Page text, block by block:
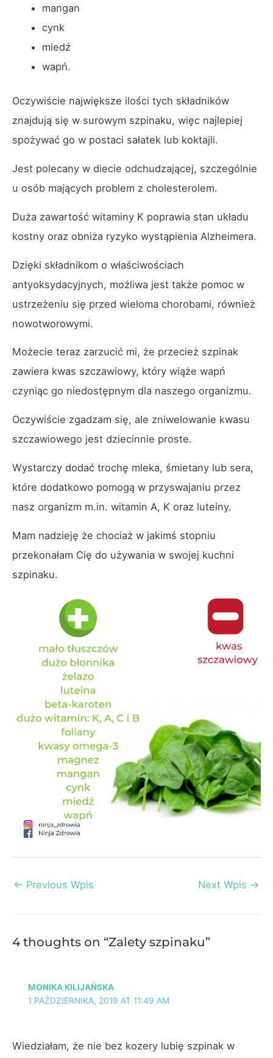
mangan
cynk
miedź
wapń.
Oczywiście największe ilości tych składników
znajdują się w surowym szpinaku, więc najlepiej
spożywać go w postaci sałatek lub koktajli.
Jest polecany w diecie odchudzającej, szczególnie
u osób mających problem z cholesterolem.
Duża zawartość witaminy K poprawia stan układu
kostny oraz obniża ryzyko wystąpienia Alzheimera.
Dzięki składnikom o właściwościach
antyoksydacyjnych, możliwa jest także pomoc w
ustrzeżeniu się przed wieloma chorobami, również
nowotworowymi.
Możecie teraz zarzucić mi, że przecież szpinak
zawiera kwas szczawiowy, który wiąże wapń
czyniąc go niedostępnym dla naszego organizmu.
Oczywiście zgadzam się, ale zniwelowanie kwasu
szczawiowego jest dziecinnie proste.
Wystarczy dodać trochę mleka, śmietany lub sera,
które dodatkowo pomogą w przyswajaniu przez
nasz organizm m.in. witamin A, K oraz luteiny.
Mam nadzieję że chociaż w jakimś stopniu
przekonałam Cię do używania w swojej kuchni
szpinaku.
Post
← Previous Wpis Next Wpis →
4 thoughts on “Zalety szpinaku”
MONIKA KILIJAŃSKA
1 PAŹDZIERNIKA, 2019 AT 11:49 AM
Wiedziałam, że nie bez kozery lubię szpinak w